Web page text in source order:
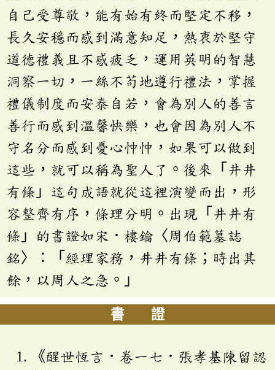
自己受尊敬，能有始有終而堅定不移，
長久安穩而感到滿意知足，熱衷於堅守
道德禮義且不感疲乏，運用英明的智慧
洞察一切，一絲不苟地遵行禮法，掌握
禮儀制度而安泰自若，會為別人的善言
善行而感到溫馨快樂，也會因為別人不
守名分而感到憂心忡忡，如果可以做到
這些，就可以稱為聖人了。後來「井井
有條」這句成語就從這裡演變而出，形
容整齊有序，條理分明。出現「井井有
條」的書證如宋．樓鑰〈周伯範墓誌
銘〉：「經理家務，井井有條；時出其
餘，以周人之急。」
書 證
《醒世恆言．卷一七．張孝基陳留認